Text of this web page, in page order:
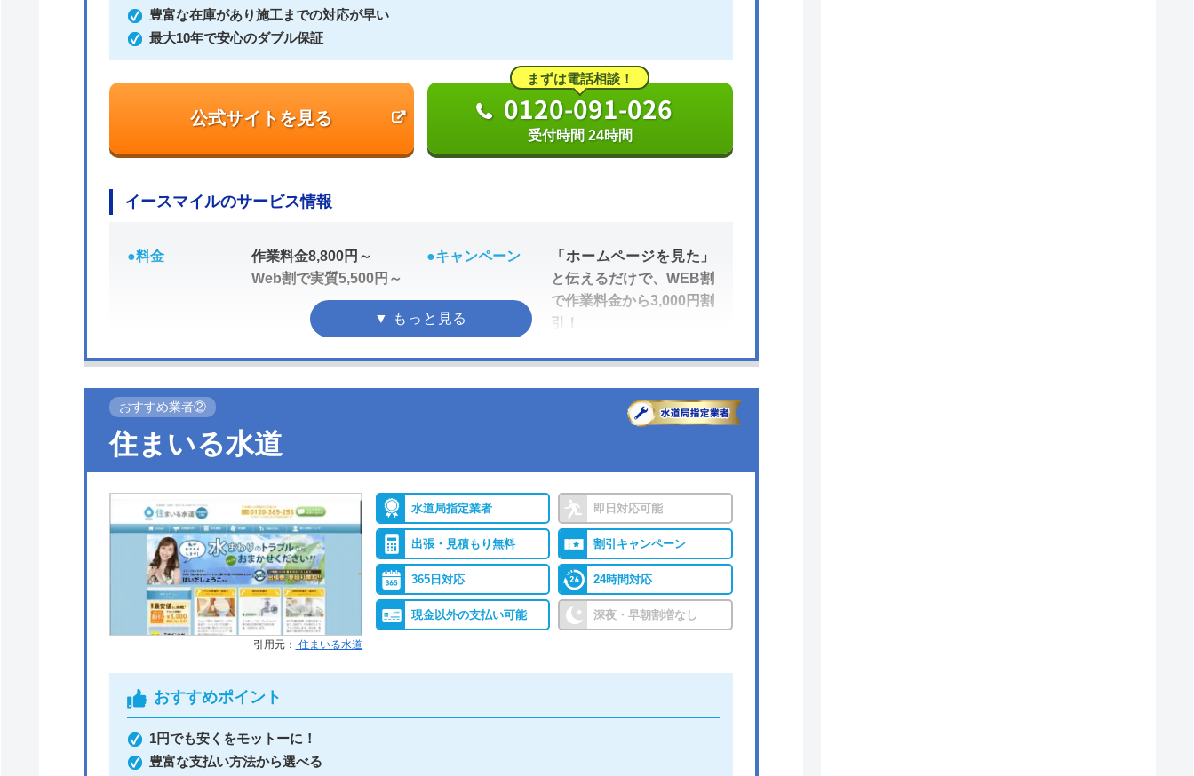
豊富な在庫があり施工までの対応が早い
最大10年で安心のダブル保証
公式サイトを見る
まずは電話相談！
0120-091-026
受付時間 24時間
イースマイルのサービス情報
●料金
作業料金8,800円～
Web割で実質5,500円～
●キャンペーン
「ホームページを見た」
と伝えるだけで、WEB割
で作業料金から3,000円割
引！
年中無休 出張・見積もり無料
●支払い方法
現金、銀行振込、モバイ
ル、後払い決済、クレジ
ットカード
●累計実績
年間25万件、累計500万
件の修理交換実績
●保証・保険
工事保証12年・商品保証
10年(最大)
イースマイルがおすすめの理由
イースマイルは対応する自治体で適切な工事ができると認められている水道局指定業者です。
おすすめ業者②
住まいる水道
引用元： 住まいる水道
水道局指定業者 即日対応可能
出張・見積もり無料 割引キャンペーン
365日対応 24時間対応
現金以外の支払い可能 深夜・早朝割増なし
おすすめポイント
1円でも安くをモットーに！
豊富な支払い方法から選べる